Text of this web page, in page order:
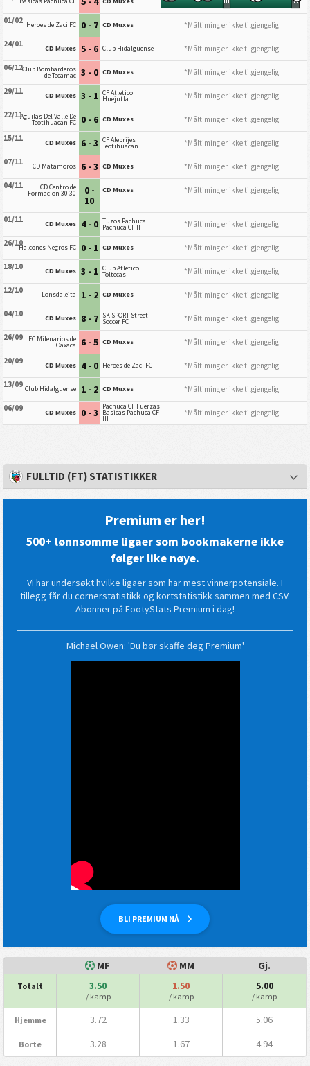
III
01/02 Heroes de Zaci FC 0 - 7 CD Muxes
*Måltiming er ikke tilgjengelig
24/01
CD Muxes 5 - 6 Club Hidalguense
*Måltiming er ikke tilgjengelig
06/12Club Bombarderos
de Tecamac 3 - 0 CD Muxes
*Måltiming er ikke tilgjengelig
29/11
CD Muxes 3 - 1 CF Atletico
Huejutla
*Måltiming er ikke tilgjengelig
22/11Aguilas Del Valle De
Teotihuacan FC 0 - 6 CD Muxes
*Måltiming er ikke tilgjengelig
15/11
CD Muxes 6 - 3 CF Alebrijes
Teotihuacan
*Måltiming er ikke tilgjengelig
07/11
CD Matamoros 6 - 3 CD Muxes
*Måltiming er ikke tilgjengelig
04/11
CD Centro de
Formacion 30 30
0 -
10
CD Muxes *Måltiming er ikke tilgjengelig
01/11 CD Muxes 4 - 0 Tuzos Pachuca
Pachuca CF II
*Måltiming er ikke tilgjengelig
26/10Halcones Negros FC 0 - 1 CD Muxes
*Måltiming er ikke tilgjengelig
18/10
CD Muxes 3 - 1 Club Atletico
Toltecas
*Måltiming er ikke tilgjengelig
12/10
Lonsdaleita 1 - 2 CD Muxes
*Måltiming er ikke tilgjengelig
04/10
CD Muxes 8 - 7 SK SPORT Street
Soccer FC
*Måltiming er ikke tilgjengelig
26/09
FC Milenarios de
Oaxaca 6 - 5 CD Muxes
*Måltiming er ikke tilgjengelig
20/09
CD Muxes 4 - 0 Heroes de Zaci FC
*Måltiming er ikke tilgjengelig
13/09 Club Hidalguense 1 - 2 CD Muxes
*Måltiming er ikke tilgjengelig
06/09
CD Muxes 0 - 3 Pachuca CF Fuerzas
Basicas Pachuca CF
III
*Måltiming er ikke tilgjengelig
FULLTID (FT) STATISTIKKER
Premium er her!
500+ lønnsomme ligaer som bookmakerne ikke
følger like nøye.
Vi har undersøkt hvilke ligaer som har mest vinnerpotensiale. I
tillegg får du cornerstatistikk og kortstatistikk sammen med CSV.
Abonner på FootyStats Premium i dag!
BLI PREMIUM NÅ
Michael Owen: 'Du bør skaffe deg Premium'
MF MM Gj.
Totalt 3.50
/ kamp
1.50
/ kamp
5.00
/ kamp
Hjemme 3.72 1.33 5.06
Borte 3.28 1.67 4.94